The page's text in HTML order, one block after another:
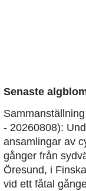
Senaste
- 20260808):
ansamlingar av
gånger från
Öresund, i
vid ett fåtal